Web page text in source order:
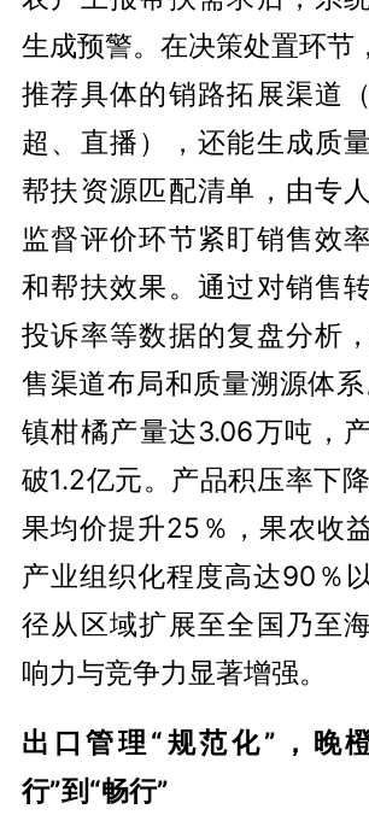
生成预警。在决策处置环节
推荐具体的销路拓展渠道
超、直播），还能生成质
帮扶资源匹配清单，由专
监督评价环节紧盯销售效
和帮扶效果。通过对销售
投诉率等数据的复盘分析
售渠道布局和质量溯源体
镇柑橘产量达3.06万吨，
破1.2亿元。产品积压率下
果均价提升25％，果农收
产业组织化程度高达90％
径从区域扩展至全国乃至
响力与竞争力显著增强。
出口管理“规范化”，晚
行”到“畅行”